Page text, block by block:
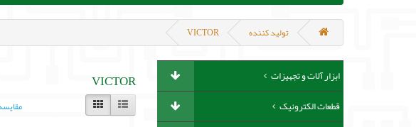
تولید کننده VICTOR
ابزار آلات و تجهیزات
قطعات الکترونیک
VICTOR